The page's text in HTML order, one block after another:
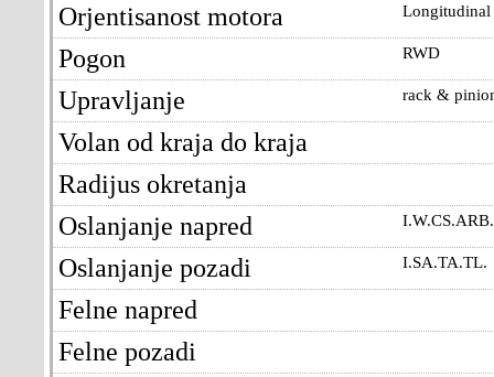
Longitudinal
Orjentisanost motora
RWD
Pogon
rack &
Upravljanje
Volan od kraja do kraja
Radijus okretanja
I.W.CS.ARB.
Oslanjanje napred
I.SA.TA.TL.
Oslanjanje pozadi
Felne napred
Felne pozadi